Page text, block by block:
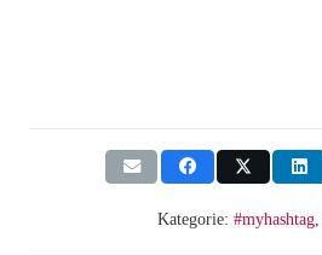
Kategorie: #myhashtag,